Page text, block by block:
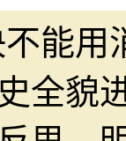
能用
全貌